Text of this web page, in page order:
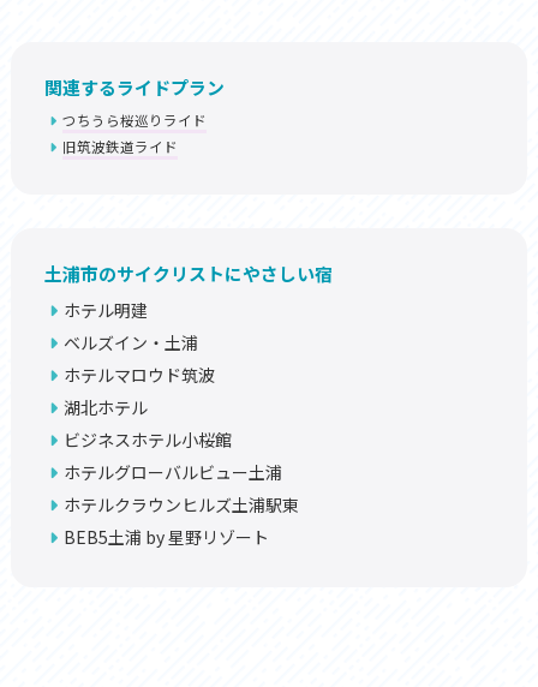
関連するライドプラン
つちうら桜巡りライド
旧筑波鉄道ライド
土浦市のサイクリストにやさしい宿
ホテル明建
ベルズイン・土浦
ホテルマロウド筑波
湖北ホテル
ビジネスホテル小桜館
ホテルグローバルビュー土浦
ホテルクラウンヒルズ土浦駅東
BEB5土浦 by 星野リゾート